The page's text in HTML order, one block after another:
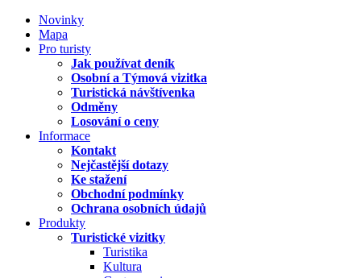
Novinky
Mapa
Pro turisty
Jak používat deník
Osobní a Týmová vizitka
Turistická návštívenka
Odměny
Losování o ceny
Informace
Kontakt
Nejčastější dotazy
Ke stažení
Obchodní podmínky
Ochrana osobních údajů
Produkty
Turistické vizitky
Turistika
Kultura